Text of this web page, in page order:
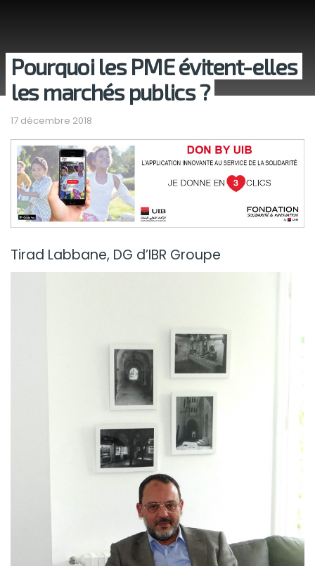
Pourquoi les PME évitent-elles
les marchés publics ?
17 décembre 2018
Tirad Labbane, DG d’IBR Groupe